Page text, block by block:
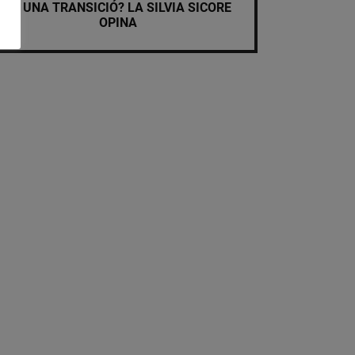
EN UNA TRANSICIÓ? LA SILVIA SICORE
OPINA